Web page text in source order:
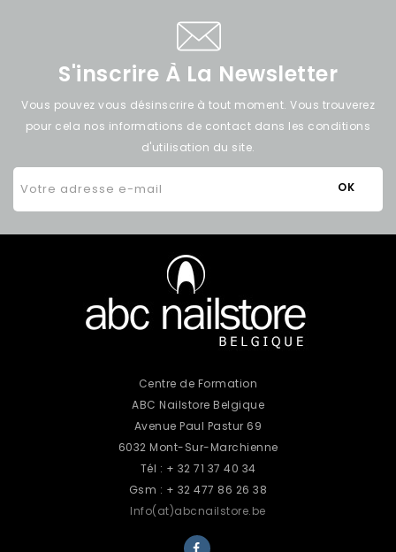
S'inscrire À La Newsletter
Vous pouvez vous désinscrire à tout moment. Vous trouverez
pour cela nos informations de contact dans les conditions
d'utilisation du site.
Centre de Formation
ABC Nailstore Belgique
Avenue Paul Pastur 69
6032 Mont-Sur-Marchienne
Tél : + 32 71 37 40 34
Gsm : + 32 477 86 26 38
Info(at)abcnailstore.be